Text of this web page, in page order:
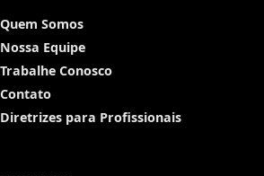
Quem Somos
Nossa Equipe
Trabalhe Conosco
Contato
Diretrizes para Profissionais